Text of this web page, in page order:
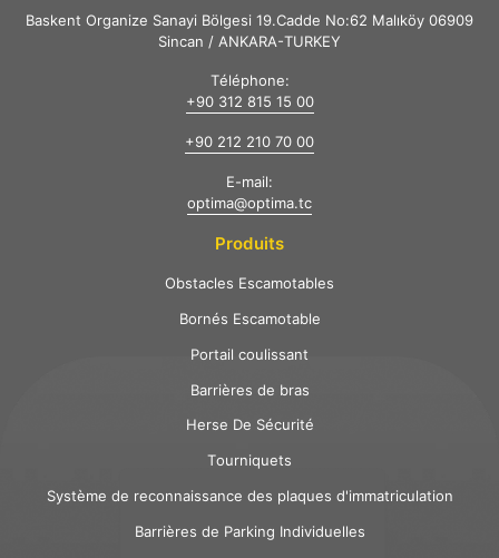
Baskent Organize Sanayi Bölgesi 19.Cadde No:62 Malıköy 06909
Sincan / ANKARA-TURKEY
Téléphone:
+90 312 815 15 00
+90 212 210 70 00
E-mail:
optima@optima.tc
Produits
Obstacles Escamotables
Bornés Escamotable
Portail coulissant
Barrières de bras
Herse De Sécurité
Tourniquets
Système de reconnaissance des plaques d'immatriculation
Barrières de Parking Individuelles